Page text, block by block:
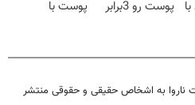
پوست رو 3برابر
پوست با
ناروا به اشخاص حقیقی و حقوقی منتشر